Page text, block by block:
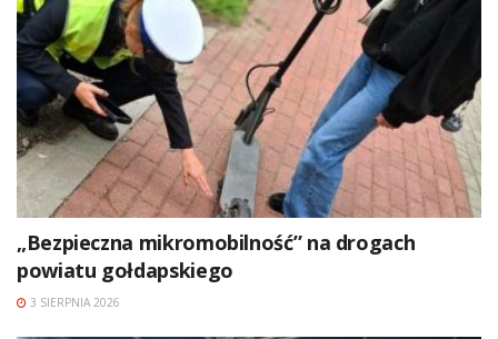
„Bezpieczna mikromobilność” na drogach
powiatu gołdapskiego
3 SIERPNIA 2026